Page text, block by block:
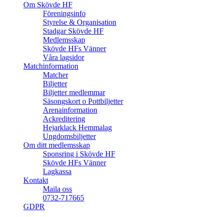
Om Skövde HF
Föreningsinfo
Styrelse & Organisation
Stadgar Skövde HF
Medlemsskap
Skövde HFs Vänner
Våra lagsidor
Matchinformation
Matcher
Biljetter
Biljetter medlemmar
Säsongskort o Pottbiljetter
Arenainformation
Ackreditering
Hejarklack Hemmalag
Ungdomsbiljetter
Om ditt medlemsskap
Sponsring i Skövde HF
Skövde HFs Vänner
Lagkassa
Kontakt
Maila oss
0732-717665
GDPR